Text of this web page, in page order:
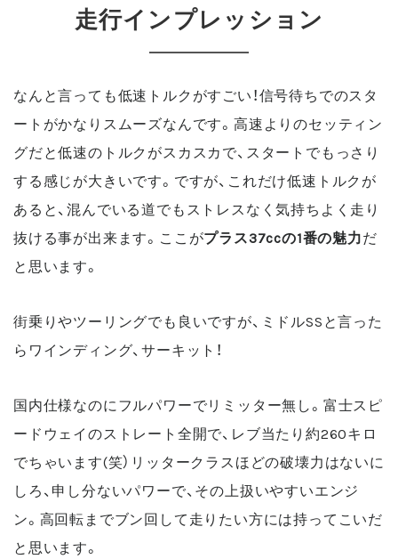
走行インプレッション
なんと言っても低速トルクがすごい！信号待ちでのスタ
ートがかなりスムーズなんです。高速よりのセッティン
グだと低速のトルクがスカスカで、スタートでもっさり
する感じが大きいです。ですが、これだけ低速トルクが
あると、混んでいる道でもストレスなく気持ちよく走り
抜ける事が出来ます。ここがプラス37ccの1番の魅力だ
と思います。
街乗りやツーリングでも良いですが、ミドルSSと言った
らワインディング、サーキット！
国内仕様なのにフルパワーでリミッター無し。富士スピ
ードウェイのストレート全開で、レブ当たり約260キロ
でちゃいます(笑） リッタークラスほどの破壊力はないに
しろ、申し分ないパワーで、その上扱いやすいエンジ
ン。高回転までブン回して走りたい方には持ってこいだ
と思います。